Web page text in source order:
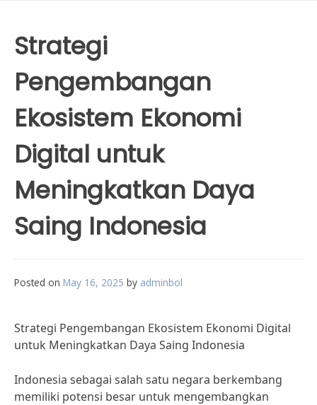
Strategi
Pengembangan
Ekosistem Ekonomi
Digital untuk
Meningkatkan Daya
Saing Indonesia
Posted on May 16, 2025 by adminbol
Strategi Pengembangan Ekosistem Ekonomi Digital
untuk Meningkatkan Daya Saing Indonesia
Indonesia sebagai salah satu negara berkembang
memiliki potensi besar untuk mengembangkan